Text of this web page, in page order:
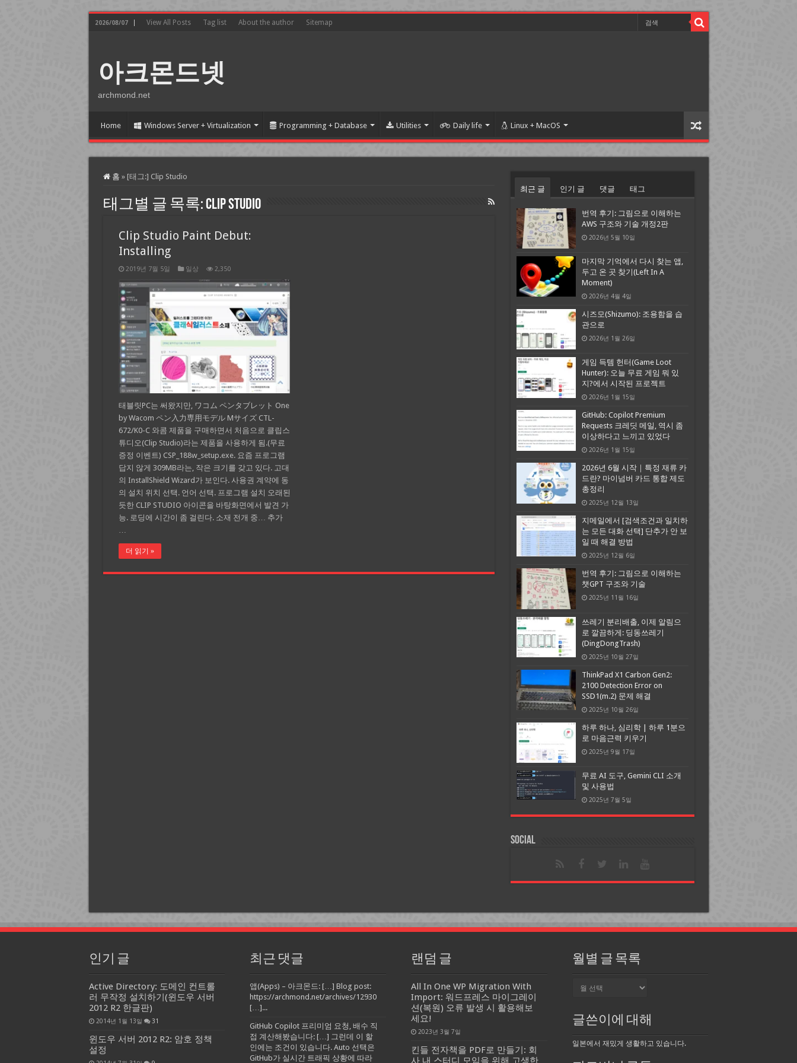
2026/08/07 View All Posts Tag list About the author Sitemap
아크몬드넷
archmond.net
Home Windows Server + Virtualization Programming + Database Utilities Daily life Linux + MacOS
홈 » [태그:] Clip Studio
태그별 글 목록:Clip Studio
Clip Studio Paint Debut:
Installing
2019년 7월 5일 일상 2,350
태블릿PC는 써왔지만, ワコム ペンタブレット One
by Wacom ペン入力専用モデル Mサイズ CTL-
672/K0-C 와콤 제품을 구매하면서 처음으로 클립스
튜디오(Clip Studio)라는 제품을 사용하게 됨.(무료
증정 이벤트) CSP_188w_setup.exe. 요즘 프로그램
답지 않게 309MB라는, 작은 크기를 갖고 있다. 고대
의 InstallShield Wizard가 보인다. 사용권 계약에 동
의 설치 위치 선택. 언어 선택. 프로그램 설치 오래된
듯한 CLIP STUDIO 아이콘을 바탕화면에서 발견 가
능. 로딩에 시간이 좀 걸린다. 소재 전개 중… 추가
…
더 읽기 »
최근 글 인기 글 댓글 태그
번역 후기: 그림으로 이해하는
AWS 구조와 기술 개정2판
2026년 5월 10일
마지막 기억에서 다시 찾는 앱,
두고 온 곳 찾기(Left In A
Moment)
2026년 4월 4일
시즈모(Shizumo): 조용함을 습
관으로
2026년 1월 26일
게임 득템 헌터(Game Loot
Hunter): 오늘 무료 게임 뭐 있
지?에서 시작된 프로젝트
2026년 1월 15일
GitHub: Copilot Premium
Requests 크레딧 메일, 역시 좀
이상하다고 느끼고 있었다
2026년 1월 15일
2026년 6월 시작｜특정 재류 카
드란? 마이넘버 카드 통합 제도
총정리
2025년 12월 13일
지메일에서 [검색조건과 일치하
는 모든 대화 선택] 단추가 안 보
일 때 해결 방법
2025년 12월 6일
번역 후기: 그림으로 이해하는
챗GPT 구조와 기술
2025년 11월 16일
쓰레기 분리배출, 이제 알림으
로 깔끔하게: 딩동쓰레기
(DingDongTrash)
2025년 10월 27일
ThinkPad X1 Carbon Gen2:
2100 Detection Error on
SSD1(m.2) 문제 해결
2025년 10월 26일
하루 하나, 심리학 | 하루 1분으
로 마음근력 키우기
2025년 9월 17일
무료 AI 도구, Gemini CLI 소개
및 사용법
2025년 7월 5일
Social
인기 글
Active Directory: 도메인 컨트롤
러 무작정 설치하기(윈도우 서버
2012 R2 한글판)
2014년 1월 13일 31
윈도우 서버 2012 R2: 암호 정책
설정
최근 댓글
앱(Apps) – 아크몬드: […] Blog post:
https://archmond.net/archives/12930
[…]...
GitHub Copilot 프리미엄 요청, 배수 직
접 계산해봤습니다: […] 그런데 이 할
인에는 조건이 있습니다. Auto 선택은
GitHub가 실시간 트래픽 상황에 따라
랜덤 글
All In One WP Migration With
Import: 워드프레스 마이그레이
션(복원) 오류 발생 시 활용해보
세요!
2023년 3월 7일
킨들 전자책을 PDF로 만들기: 회
사 내 스터디 모임을 위해 고생한
월별 글 목록
목
록
글쓴이에 대해
일본에서 재밌게 생활하고 있습니다.